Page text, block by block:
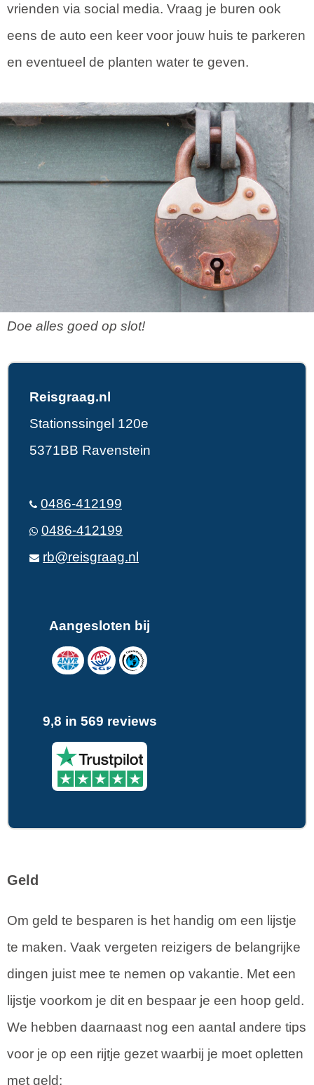
vrienden via social media. Vraag je buren ook
eens de auto een keer voor jouw huis te parkeren
en eventueel de planten water te geven.
Doe alles goed op slot!
Reisgraag.nl
Stationssingel 120e
5371BB Ravenstein
0486-412199
0486-412199
rb@reisgraag.nl
Aangesloten bij
9,8 in 569 reviews
Geld
Om geld te besparen is het handig om een lijstje
te maken. Vaak vergeten reizigers de belangrijke
dingen juist mee te nemen op vakantie. Met een
lijstje voorkom je dit en bespaar je een hoop geld.
We hebben daarnaast nog een aantal andere tips
voor je op een rijtje gezet waarbij je moet opletten
met geld: